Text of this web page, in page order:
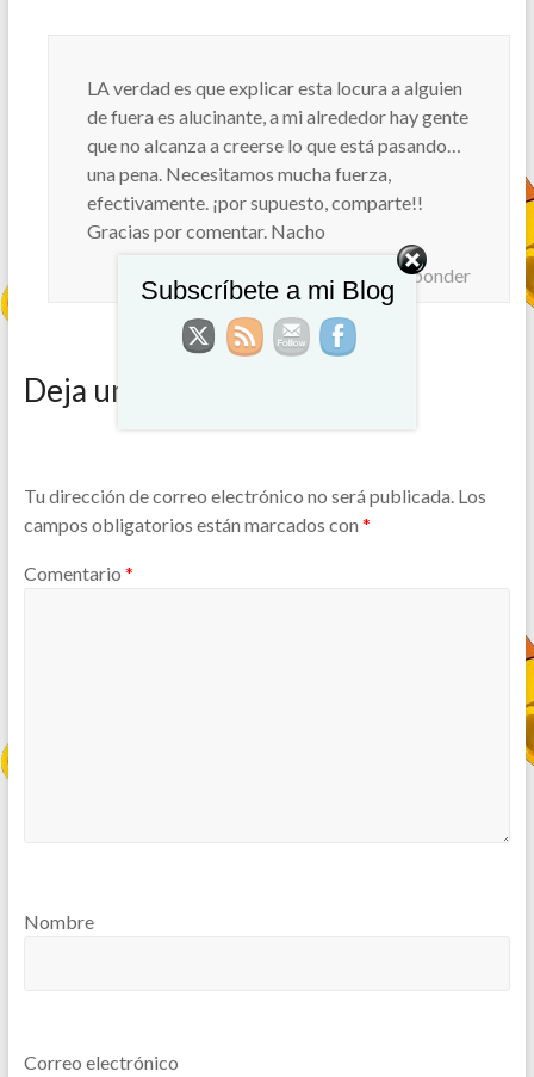
LA verdad es que explicar esta locura a alguien
de fuera es alucinante, a mi alrededor hay gente
que no alcanza a creerse lo que está pasando…
una pena. Necesitamos mucha fuerza,
efectivamente. ¡por supuesto, comparte!!
Gracias por comentar. Nacho
Responder
Deja una respuesta
Tu dirección de correo electrónico no será publicada. Los
campos obligatorios están marcados con *
Comentario *
Nombre
Correo electrónico
Subscríbete a mi Blog